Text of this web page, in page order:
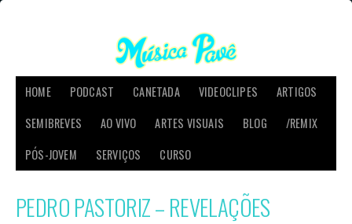
HOME PODCAST CANETADA VIDEOCLIPES
ARTIGOS
SEMIBREVES
AO VIVO ARTES VISUAIS BLOG
/REMIX
PÓS-JOVEM
SERVIÇOS CURSO
PEDRO PASTORIZ – REVELAÇÕES